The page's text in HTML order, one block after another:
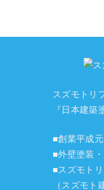
スズモトリ
『 日本建築
■創業平成
■外壁塗装
■スズモト
（スズモト